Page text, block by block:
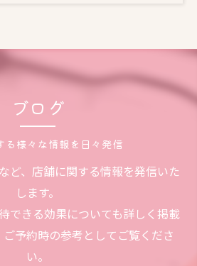
ブログ
る様々な情報を日々発信
ど、店舗に関する情報を発信いた
します。
できる効果についても詳しく掲載
ご予約時の参考としてご覧くださ
い。